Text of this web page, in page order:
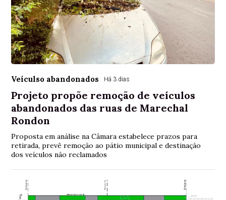
Veículso abandonados Há 3 dias
Projeto propõe remoção de veículos
abandonados das ruas de Marechal
Rondon
Proposta em análise na Câmara estabelece prazos para
retirada, prevê remoção ao pátio municipal e destinação
dos veículos não reclamados